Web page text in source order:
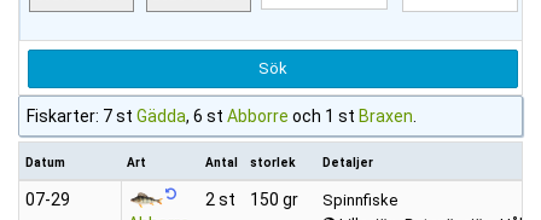
Fiskarter: 7 st Gädda, 6 st Abborre och 1 st Braxen
Datum Art Antal storlek Detaljer
07‑29
2 st 150 gr
Spinnfiske